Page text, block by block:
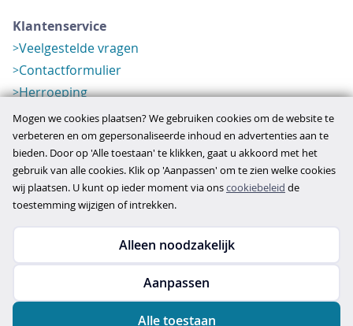
Klantenservice
Veelgestelde vragen
Contactformulier
Herroeping
Over ons
Bedrijfsgegevens
Werkwijze
Overzichten
Verlopen aanbod
Copyright © 2026
privacy- en cookiebeleid
Mogen we cookies plaatsen? We gebruiken cookies om de website te
verbeteren en om gepersonaliseerde inhoud en advertenties aan te
bieden. Door op 'Alle toestaan' te klikken, gaat u akkoord met het
gebruik van alle cookies. Klik op 'Aanpassen' om te zien welke cookies
wij plaatsen. U kunt op ieder moment via onscookiebeleid de
toestemming wijzigen of intrekken.
Alleen noodzakelijk
Aanpassen
Alle toestaan